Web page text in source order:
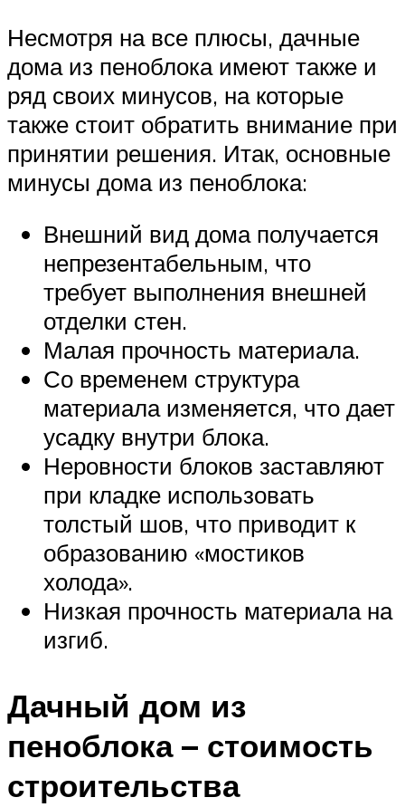
Несмотря на все плюсы, дачные
дома из пеноблока имеют также и
ряд своих минусов, на которые
также стоит обратить внимание при
принятии решения. Итак, основные
минусы дома из пеноблока:
Внешний вид дома получается
непрезентабельным, что
требует выполнения внешней
отделки стен.
Малая прочность материала.
Со временем структура
материала изменяется, что дает
усадку внутри блока.
Неровности блоков заставляют
при кладке использовать
толстый шов, что приводит к
образованию «мостиков
холода».
Низкая прочность материала на
изгиб.
Дачный дом из
пеноблока – стоимость
строительства